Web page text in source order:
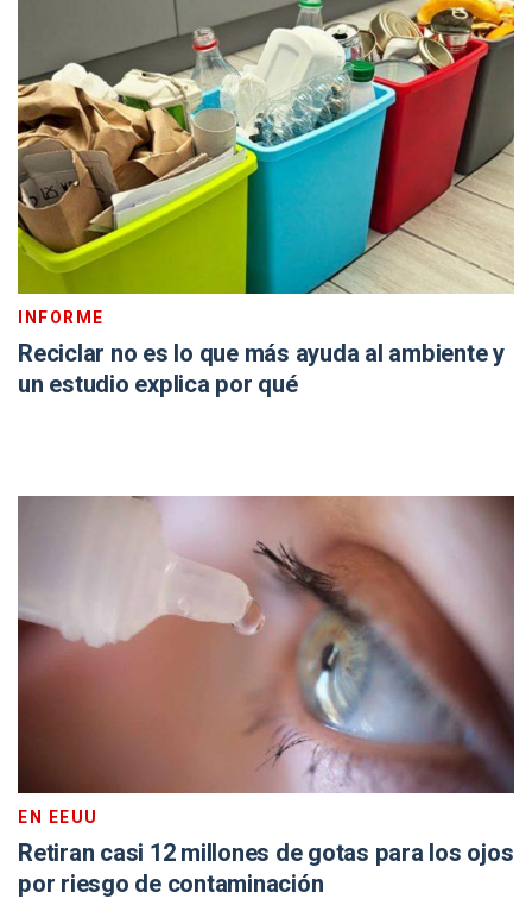
INFORME
Reciclar no es lo que más ayuda al ambiente y
un estudio explica por qué
EN EEUU
Retiran casi 12 millones de gotas para los ojos
por riesgo de contaminación